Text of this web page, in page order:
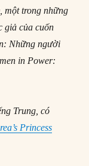
mộttrong những
giả của cuốn
Những người
in Power:
Trung, có
Princess